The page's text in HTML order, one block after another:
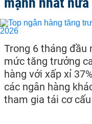
Trong 6 tháng đầu
mức tăng trưởng
hàng với xấp xỉ
các ngân hàng
tham gia tái cơ